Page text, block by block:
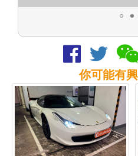
你可能有